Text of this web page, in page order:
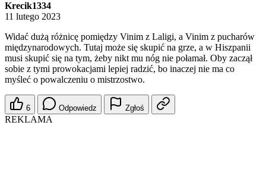
Krecik1334
11 lutego 2023
Widać dużą różnicę pomiędzy Vinim z Laligi, a Vinim z pucharów
międzynarodowych. Tutaj może się skupić na grze, a w Hiszpanii
musi skupić się na tym, żeby nikt mu nóg nie połamał. Oby zaczął
sobie z tymi prowokacjami lepiej radzić, bo inaczej nie ma co
myśleć o powalczeniu o mistrzostwo.
6 Odpowiedz Zgłoś
REKLAMA